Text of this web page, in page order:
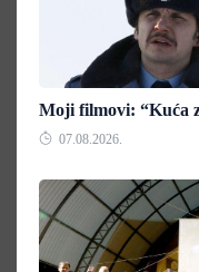
Moji filmovi: “Kuća
07.08.2026.